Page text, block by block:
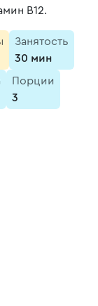
В12.
Занятость
30 мин
Порции
3